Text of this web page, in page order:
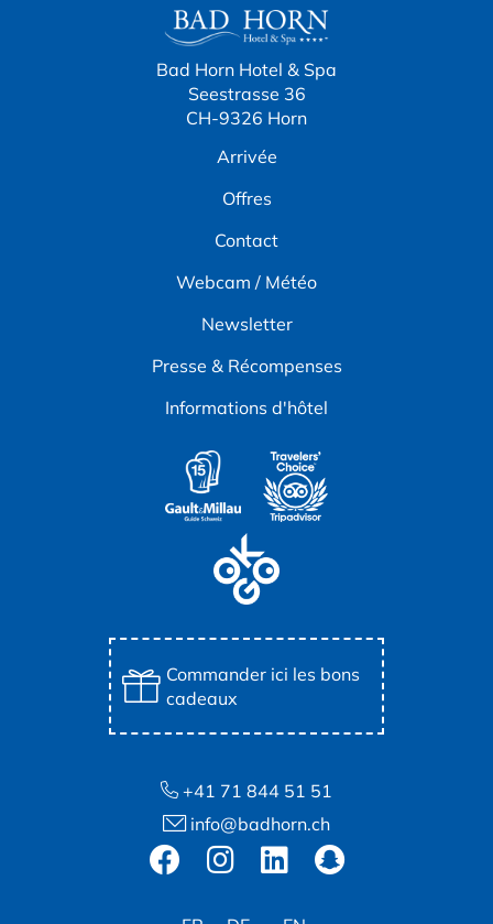
Bad Horn Hotel & Spa
Seestrasse 36
CH-9326 Horn
Arrivée
Offres
Contact
Webcam / Météo
Newsletter
Presse & Récompenses
Informations d'hôtel
Commander ici les bons
cadeaux
+41 71 844 51 51
info@badhorn.ch